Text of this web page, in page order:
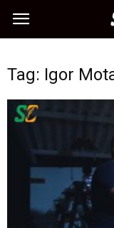
Tag: Igor